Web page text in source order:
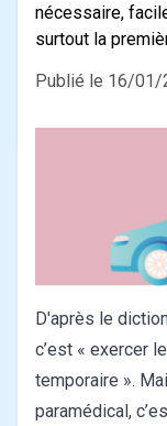
nécessaire,
surtout la
Publié le 16/01/
D'après le
c’est « exercer
temporaire ».
paramédical,